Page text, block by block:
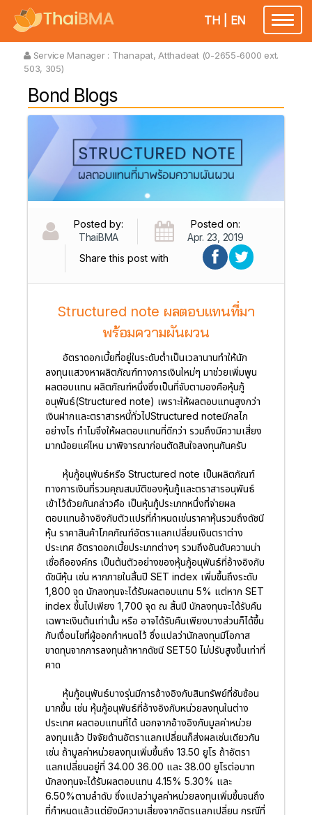
TH EN
Service Manager : Thanapat, Atthadeat (0-2655-6000 ext.
503, 305)
Bond Blogs
Posted by:
ThaiBMA
Posted on:
Apr. 23, 2019
Share this post with
Structured note ผลตอบแทนที่มา
พร้อมความผันผวน
อัตราดอกเบี้ยที่อยู่ในระดับต่ำเป็นเวลานานทำให้นัก
ลงทุนแสวงหาผลิตภัณฑ์ทางการเงินใหม่ๆ มาช่วยเพิ่มพูน
ผลตอบแทน ผลิตภัณฑ์หนึ่งซึ่งเป็นที่จับตามองคือหุ้นกู้
อนุพันธ์(Structured note) เพราะให้ผลตอบแทนสูงกว่า
เงินฝากและตราสารหนี้ทั่วไปStructured noteมีกลไก
อย่างไร ทำไมจึงให้ผลตอบแทนที่ดีกว่า รวมถึงมีความเสี่ยง
มากน้อยแค่ไหน มาพิจารณาก่อนตัดสินใจลงทุนกันครับ
หุ้นกู้อนุพันธ์หรือ Structured note เป็นผลิตภัณฑ์
ทางการเงินที่รวมคุณสมบัติของหุ้นกู้และตราสารอนุพันธ์
เข้าไว้ด้วยกันกล่าวคือ เป็นหุ้นกู้ประเภทหนึ่งที่จ่ายผล
ตอบแทนอ้างอิงกับตัวแปรที่กำหนดเช่นราคาหุ้นรวมถึงดัชนี
หุ้น ราคาสินค้าโภคภัณฑ์อัตราแลกเปลี่ยนเงินตราต่าง
ประเทศ อัตราดอกเบี้ยประเภทต่างๆ รวมถึงอันดับความน่า
เชื่อถือองค์กร เป็นต้นตัวอย่างของหุ้นกู้อนุพันธ์ที่อ้างอิงกับ
ดัชนีหุ้น เช่น หากภายในสิ้นปี SET index เพิ่มขึ้นถึงระดับ
1,800 จุด นักลงทุนจะได้รับผลตอบแทน 5% แต่หาก SET
index ขึ้นไปเพียง 1,700 จุด ณ สิ้นปี นักลงทุนจะได้รับคืน
เฉพาะเงินต้นเท่านั้น หรือ อาจได้รับคืนเพียงบางส่วนก็ได้ขึ้น
กับเงื่อนไขที่ผู้ออกกำหนดไว้ ซึ่งแปลว่านักลงทุนมีโอกาส
ขาดทุนจากการลงทุนถ้าหากดัชนี SET50 ไม่ปรับสูงขึ้นเท่าที่
คาด
หุ้นกู้อนุพันธ์บางรุ่นมีการอ้างอิงกับสินทรัพย์ที่ซับซ้อน
มากขึ้น เช่น หุ้นกู้อนุพันธ์ที่อ้างอิงกับหน่วยลงทุนในต่าง
ประเทศ ผลตอบแทนที่ได้ นอกจากอ้างอิงกับมูลค่าหน่วย
ลงทุนแล้ว ปัจจัยด้านอัตราแลกเปลี่ยนก็ส่งผลเช่นเดียวกัน
เช่น ถ้ามูลค่าหน่วยลงทุนเพิ่มขึ้นถึง 13.50 ยูโร ถ้าอัตรา
แลกเปลี่ยนอยู่ที่ 34.00 36.00 และ 38.00 ยูโรต่อบาท
นักลงทุนจะได้รับผลตอบแทน 4.15% 5.30% และ
6.50%ตามลำดับ ซึ่งแปลว่ามูลค่าหน่วยลงทุนเพิ่มขึ้นจนถึง
ที่กำหนดแล้วแต่ยังมีความเสี่ยงจากอัตรแลกเปลี่ยน กรณีที่